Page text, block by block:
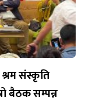
श्रम संस्कृति
बैठक सम्पन्न